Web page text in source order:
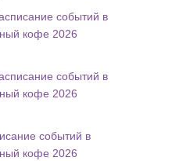
событий в
кофе 2026
событий в
кофе 2026
событий в
кофе 2026